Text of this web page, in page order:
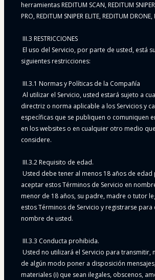
herramientas REDITUM SCAN, REDITUM
PRO, REDITUM SNIPER ELITE, REDITUM DRONE,
III.3 RESTRICCIONES
El uso del Servicio, por parte de usted, está
siguientes restricciones:
III.3.1 Normas y Políticas de la Compañía
Al utilizar el Servicio, usted estará sujeto a
directriz o norma aplicable a los Servicios y
específicas que se publiquen o comuniquen
en los websites o en cualquier otro medio
considere.
III.3.2 Requisito de edad.
Usted debe tener al menos 18 años de edad
aceptar estos Términos de Servicio en
menor de 18 años, su padre, madre o tutor
estos Términos de Servicio y registrarse para
nombre de usted.
III.3.3 Conducta prohibida.
Usted no utilizará el Servicio para transmitir,
de algún modo poner a disposición
materiales (i) que sean ilegales, obscenos,